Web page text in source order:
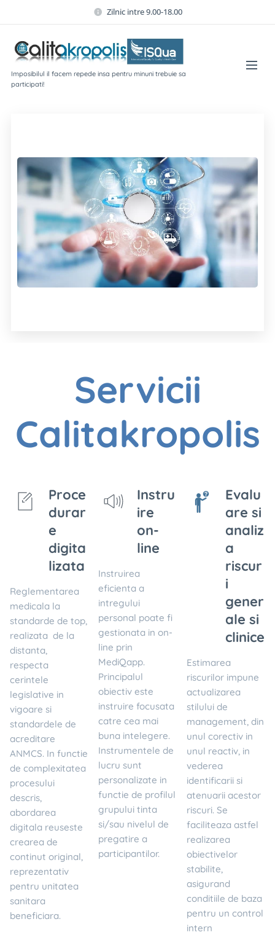
Zilnic intre 9.00-18.00
Imposibilul il facem repede insa pentru minuni trebuie sa
participati!
Servicii
Calitakropolis
Proce
durar
e
digita
lizata
Reglementarea
medicala la
standarde de top,
realizata de la
distanta,
respecta
cerintele
legislative in
vigoare si
standardele de
acreditare
ANMCS. In functie
de complexitatea
procesului
descris,
abordarea
digitala reuseste
crearea de
continut original,
reprezentativ
pentru unitatea
sanitara
beneficiara.
Instru
ire
on-
line
Instruirea
eficienta a
intregului
personal poate fi
gestionata in on-
line prin
MediQapp.
Principalul
obiectiv este
instruire focusata
catre cea mai
buna intelegere.
Instrumentele de
lucru sunt
personalizate in
functie de profilul
grupului tinta
si/sau nivelul de
pregatire a
participantilor.
Evalu
are si
analiz
a
riscur
i
gener
ale si
clinice
Estimarea
riscurilor impune
actualizarea
stilului de
management, din
unul corectiv in
unul reactiv, in
vederea
identificarii si
atenuarii acestor
riscuri. Se
faciliteaza astfel
realizarea
obiectivelor
stabilite,
asigurand
conditiile de baza
pentru un control
intern